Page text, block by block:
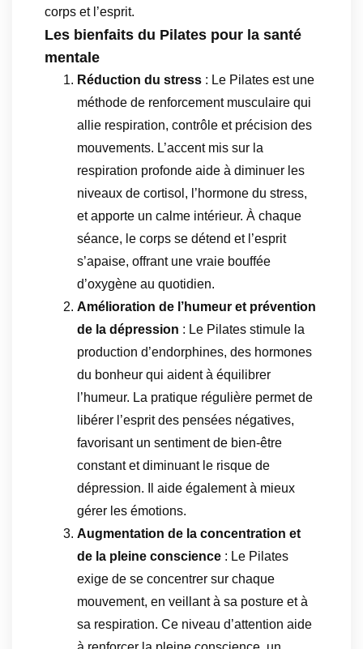
corps et l’esprit.
Les bienfaits du Pilates pour la santé
mentale
Réduction du stress : Le Pilates est une
méthode de renforcement musculaire qui
allie respiration, contrôle et précision des
mouvements. L’accent mis sur la
respiration profonde aide à diminuer les
niveaux de cortisol, l’hormone du stress,
et apporte un calme intérieur. À chaque
séance, le corps se détend et l’esprit
s’apaise, offrant une vraie bouffée
d’oxygène au quotidien.
Amélioration de l’humeur et prévention
de la dépression : Le Pilates stimule la
production d’endorphines, des hormones
du bonheur qui aident à équilibrer
l’humeur. La pratique régulière permet de
libérer l’esprit des pensées négatives,
favorisant un sentiment de bien-être
constant et diminuant le risque de
dépression. Il aide également à mieux
gérer les émotions.
Augmentation de la concentration et
de la pleine conscience : Le Pilates
exige de se concentrer sur chaque
mouvement, en veillant à sa posture et à
sa respiration. Ce niveau d’attention aide